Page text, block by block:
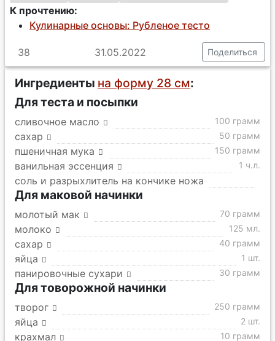
К прочтению:
Кулинарные основы: Рубленое тесто
38 31.05.2022 Поделиться
Ингредиенты на форму 28 см:
Для теста и посыпки
сливочное масло 100 грамм
сахар 50 грамм
пшеничная мука 150 грамм
ванильная эссенция 1 ч.л.
соль и разрыхлитель на кончике ножа
Для маковой начинки
молотый мак 70 грамм
молоко 125 мл.
сахар 40 грамм
яйца 1 шт.
панировочные сухари 30 грамм
Для товорожной начинки
творог 250 грамм
яйца 2 шт.
крахмал 10 грамм